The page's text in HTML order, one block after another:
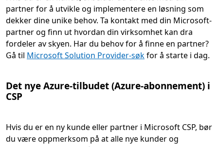
partner for å utvikle og implementere en løsning som
dekker dine unike behov. Ta kontakt med din Microsoft-
partner og finn ut hvordan din virksomhet kan dra
fordeler av skyen. Har du behov for å finne en partner?
Gå til Microsoft Solution Provider-søkfor å starte i dag.
Det nye Azure-tilbudet (Azure-abonnement) i
CSP
Hvis du er en ny kunde eller partner i Microsoft CSP, bør
du være oppmerksom på at alle nye kunder og